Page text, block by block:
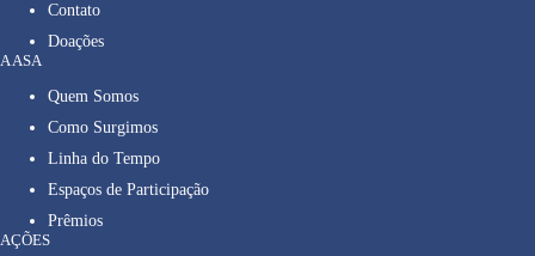
Contato
Doações
A ASA
Quem Somos
Como Surgimos
Linha do Tempo
Espaços de Participação
Prêmios
AÇÕES